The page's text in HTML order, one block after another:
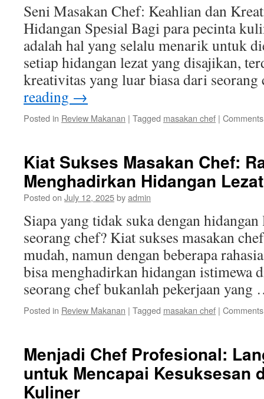
Seni Masakan Chef: Keahlian dan
Hidangan Spesial Bagi para pecinta
adalah hal yang selalu menarik untuk
setiap hidangan lezat yang disajikan,
kreativitas yang luar biasa dari
reading →
Posted in Review Makanan | Tagged masakan chef |
Kiat Sukses Masakan Chef:
Menghadirkan Hidangan
Posted on July 12, 2025byadmin
Siapa yang tidak suka dengan
seorang chef? Kiat sukses masakan
mudah, namun dengan beberapa
bisa menghadirkan hidangan istimewa
seorang chef bukanlah pekerjaan
Posted in Review Makanan | Tagged masakan chef |
Menjadi Chef Profesional:
untuk Mencapai Kesuksesan
Kuliner